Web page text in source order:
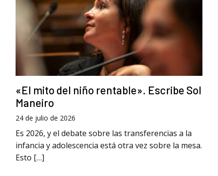
«El mito del niño rentable». Escribe Sol
Maneiro
24 de julio de 2026
Es 2026, y el debate sobre las transferencias a la
infancia y adolescencia está otra vez sobre la mesa.
Esto […]